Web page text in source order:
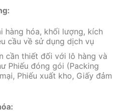
hàng hóa, khối lượng, kích
cầu về sử dụng dịch vụ
cần thiết đối với lô hàng và
Phiếu đóng gói (Packing
Phiếu xuất kho, Giấy đảm